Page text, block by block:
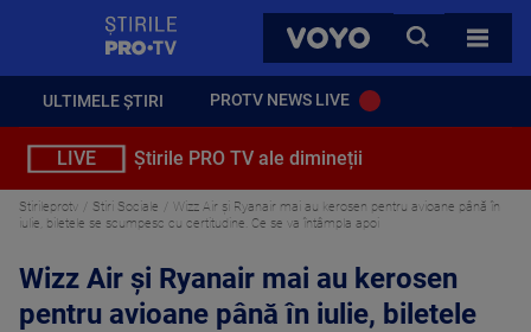
VOYO
CAUTA
TOATE
ULTIMELE ȘTIRI PROTV NEWS LIVE
LIVE Știrile PRO TV ale dimineții
Stirileprotv Stiri Sociale
Wizz Air și Ryanair mai au kerosen pentru avioane până în
iulie, biletele se scumpesc cu certitudine. Ce se va întâmpla apoi
Wizz Air și Ryanair mai au kerosen
pentru avioane până în iulie, biletele